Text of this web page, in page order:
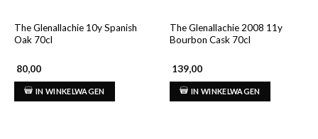
The Glenallachie 10y Spanish
Oak 70cl
80,00
IN WINKELWAGEN
The Glenallachie 2008 11y
Bourbon Cask 70cl
139,00
IN WINKELWAGEN